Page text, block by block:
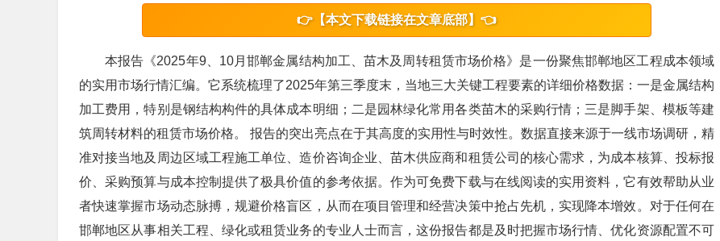
👉【本文下载链接在文章底部】👈
本报告《2025年9、10月邯郸金属结构加工、苗木及周转租赁市场价格》是一份聚焦邯郸地区工程成本领域
的实用市场行情汇编。它系统梳理了2025年第三季度末，当地三大关键工程要素的详细价格数据：一是金属结构
加工费用，特别是钢结构构件的具体成本明细；二是园林绿化常用各类苗木的采购行情；三是脚手架、模板等建
筑周转材料的租赁市场价格。 报告的突出亮点在于其高度的实用性与时效性。数据直接来源于一线市场调研，精
准对接当地及周边区域工程施工单位、造价咨询企业、苗木供应商和租赁公司的核心需求，为成本核算、投标报
价、采购预算与成本控制提供了极具价值的参考依据。作为可免费下载与在线阅读的实用资料，它有效帮助从业
者快速掌握市场动态脉搏，规避价格盲区，从而在项目管理和经营决策中抢占先机，实现降本增效。对于任何在
邯郸地区从事相关工程、绿化或租赁业务的专业人士而言，这份报告都是及时把握市场行情、优化资源配置不可